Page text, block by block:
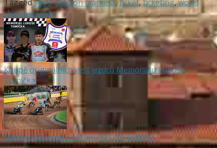
Taggedsgp3,stadion markéta, ticket,ticketing,world
championship
Koupě originálních vest jezdců Memoriálu Luboše
Tomíčka
Startujeme novou sezonu již tuto sobotu!